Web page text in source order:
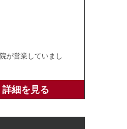
が営業していまし
詳細を見る